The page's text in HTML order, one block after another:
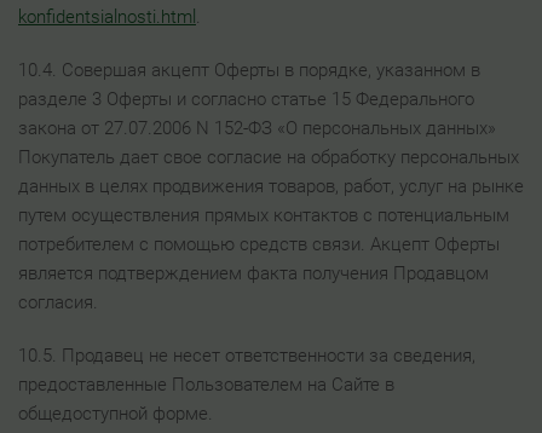
konfidentsialnosti.html .
10.4. Совершая акцепт Оферты в порядке, указанном в
разделе 3 Оферты и согласно статье 15 Федерального
закона от 27.07.2006 N 152-ФЗ «О персональных данных»
Покупатель дает свое согласие на обработку персональных
данных в целях продвижения товаров, работ, услуг на рынке
путем осуществления прямых контактов с потенциальным
потребителем с помощью средств связи. Акцепт Оферты
является подтверждением факта получения Продавцом
согласия.
10.5. Продавец не несет ответственности за сведения,
предоставленные Пользователем на Сайте в
общедоступной форме.